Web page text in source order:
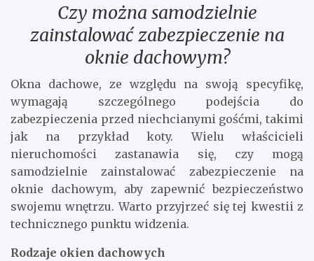
Czy można samodzielnie
zainstalować zabezpieczenie na
oknie dachowym?
Okna dachowe, ze względu na swoją specyfikę,
wymagają szczególnego podejścia do
zabezpieczenia przed niechcianymi gośćmi, takimi
jak na przykład koty. Wielu właścicieli
nieruchomości zastanawia się, czy mogą
samodzielnie zainstalować zabezpieczenie na
oknie dachowym, aby zapewnić bezpieczeństwo
swojemu wnętrzu. Warto przyjrzeć się tej kwestii z
technicznego punktu widzenia.
Rodzaje okien dachowych